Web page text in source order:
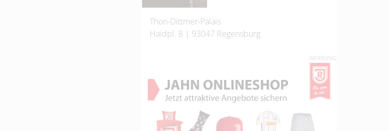
Thon-Dittmer-Palais
Haidpl. 8 | 93047 Regensburg
WERBUNG